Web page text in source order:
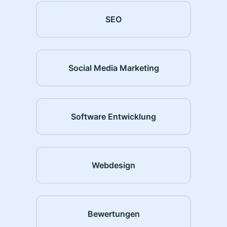
SEO
Social Media Marketing
Software Entwicklung
Webdesign
Bewertungen